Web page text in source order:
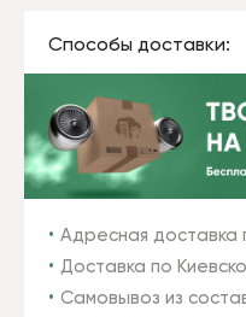
Способы доставки:
Адресная доставка
Доставка по
Самовывоз из